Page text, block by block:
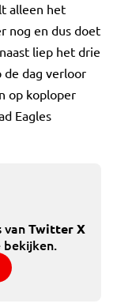
alleen het
nog en dus doet
liep het drie
de dag verloor
op koploper
Eagles
vanTwitter X
bekijken.